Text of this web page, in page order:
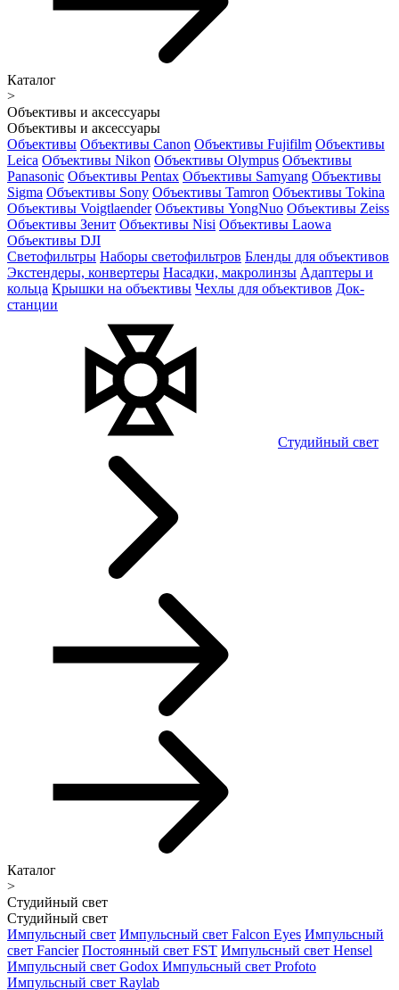
Каталог
>
Объективы и аксессуары
Объективы и аксессуары
Объективы Объективы Canon Объективы Fujifilm Объективы
Leica Объективы Nikon Объективы Olympus Объективы
Panasonic Объективы Pentax Объективы Samyang Объективы
Sigma Объективы Sony Объективы Tamron Объективы Tokina
Объективы Voigtlaender Объективы YongNuo Объективы Zeiss
Объективы Зенит Объективы Nisi Объективы Laowa
Объективы DJI
Светофильтры Наборы светофильтров Бленды для объективов
Экстендеры, конвертеры Насадки, макролинзы Адаптеры и
кольца Крышки на объективы Чехлы для объективов Док-
станции
Студийный свет
Каталог
>
Студийный свет
Студийный свет
Импульсный свет Импульсный свет Falcon Eyes Импульсный
свет Fancier Постоянный свет FST Импульсный свет Hensel
Импульсный свет Godox Импульсный свет Profoto
Импульсный свет Raylab